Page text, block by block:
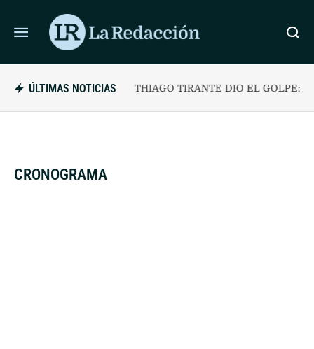
ÚLTIMAS NOTICIAS THIAGO TIRANTE DIO EL GOLPE:
CRONOGRAMA